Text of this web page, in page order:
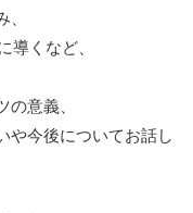
導くなど、
意義、
や今後についてお話し